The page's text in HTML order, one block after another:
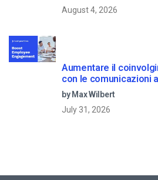
August 4, 2026
Aumentare il
con le comunicazioni
streaming
by Max Wilbert
July 31, 2026